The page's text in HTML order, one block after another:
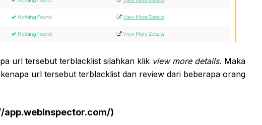
url tersebut terblacklist silahkan klik view more details. Maka
url tersebut terblacklist dan review dari beberapa orang
app.webinspector.com/)